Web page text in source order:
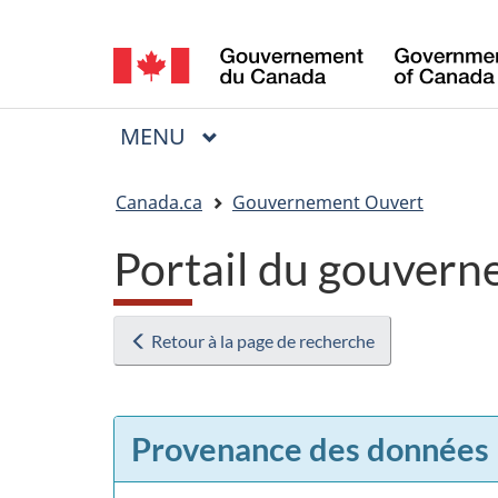
de
la
langue
Menu
MENU PRINCIPAL
Canada.ca Gouvernement Ouvert
Portail du
Retour à la page de recherche
Provenance des données